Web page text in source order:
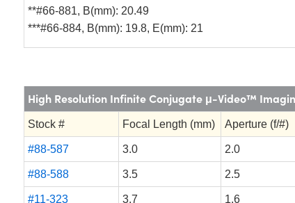
**#66-881, B(mm): 20.49
***#66-884, B(mm): 19.8, E(mm): 21
High Resolution Infinite Conjugate μ-Video™
Stock # Focal Length (mm) Aperture (f/#)
#88-587 3.0 2.0
#88-588 3.5 2.5
#11-323 3.7 1.6